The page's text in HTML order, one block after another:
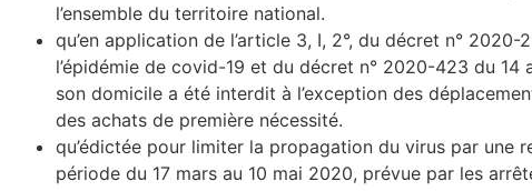
l’ensemble du territoire national.
qu’en application de l’article 3, I, 2°, du décret n°
l’épidémie de covid-19 et du décret n° 2020-423 du
son domicile a été interdit à l’exception des
des achats de première nécessité.
qu’édictée pour limiter la propagation du virus par une
période du 17 mars au 10 mai 2020, prévue par les